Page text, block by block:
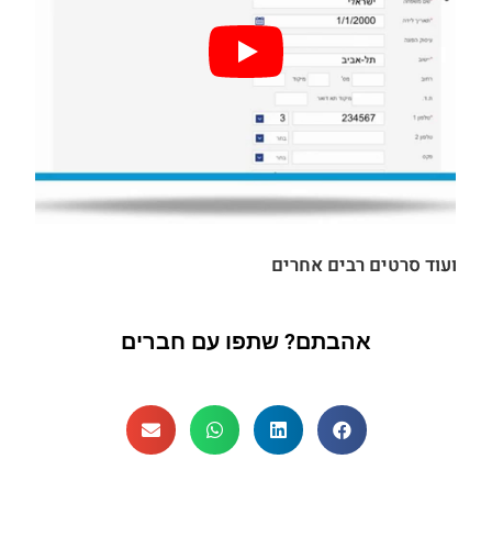
ועוד סרטים רבים אחרים
אהבתם? שתפו עם חברים